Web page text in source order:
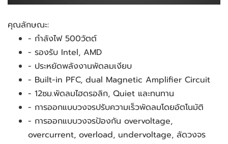
คุณลักษณะ:
- กำลังไฟ 500วัตต์
- รองรับ Intel, AMD
- ประหยัดพลังงานพัดลมเงียบ
- Built-in PFC, dual Magnetic Amplifier Circuit
- 12ซม.พัดลมไฮดรอลิก, Quiet และทนทาน
- การออกแบบวงจรปรับความเร็วพัดลมโดยอัตโนมัติ
- การออกแบบวงจรป้องกัน overvoltage,
overcurrent, overload, undervoltage, ลัดวงจร